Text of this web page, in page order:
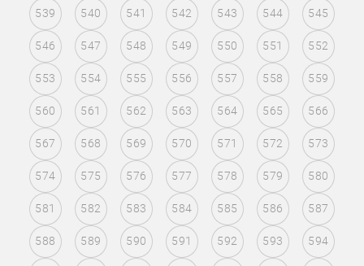
539 540 541 542 543 544 545
546 547 548 549 550 551 552
553 554 555 556 557 558 559
560 561 562 563 564 565 566
567 568 569 570 571 572 573
574 575 576 577 578 579 580
581 582 583 584 585 586 587
588 589 590 591 592 593 594